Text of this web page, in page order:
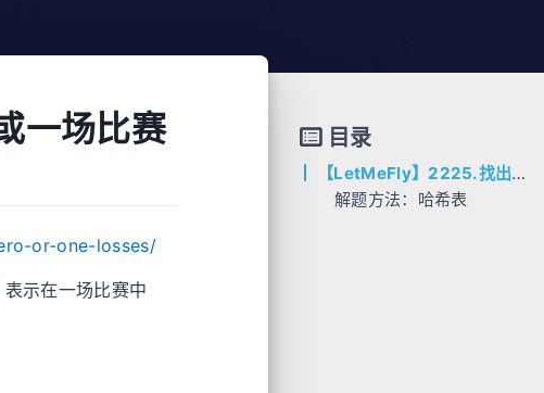
一场比赛
or-one-losses/
表示在一场比赛中
目录
【LetMeFly】2225.找出输掉零场或一场比赛的玩家：哈希表计数
解题方法：哈希表